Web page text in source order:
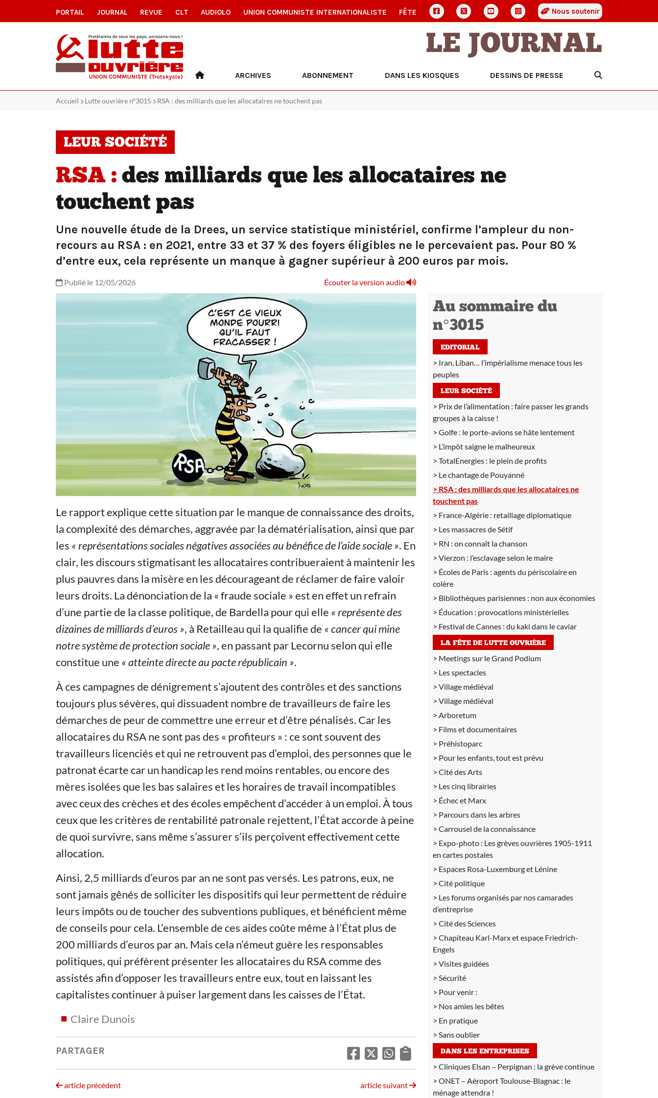
PORTAIL JOURNAL REVUE CLT AUDIOLO UNION COMMUNISTE INTERNATIONALISTE FÊTE Nous soutenir
LE JOURNAL
ARCHIVES ABONNEMENT DANS LES KIOSQUES DESSINS DE PRESSE
Accueil Lutte ouvrière n°3015 RSA : des milliards que les allocataires ne touchent pas
LEUR SOCIÉTÉ
RSA : des milliards que les allocataires ne
touchent pas
Une nouvelle étude de la Drees, un service statistique ministériel, confirme l’ampleur du non-
recours au RSA : en 2021, entre 33 et 37 % des foyers éligibles ne le percevaient pas. Pour 80 %
d’entre eux, cela représente un manque à gagner supérieur à 200 euros par mois.
Publié le 12/05/2026 Écouter la version audio
Le rapport explique cette situation par le manque de connaissance des droits,
la complexité des démarches, aggravée par la dématérialisation, ainsi que par
les « représentations sociales négatives associées au bénéfice de l’aide sociale ». En
clair, les discours stigmatisant les allocataires contribueraient à maintenir les
plus pauvres dans la misère en les décourageant de réclamer de faire valoir
leurs droits. La dénonciation de la « fraude sociale » est en effet un refrain
d’une partie de la classe politique, de Bardella pour qui elle « représente des
dizaines de milliards d’euros », à Retailleau qui la qualifie de « cancer qui mine
notre système de protection sociale », en passant par Lecornu selon qui elle
constitue une « atteinte directe au pacte républicain ».
À ces campagnes de dénigrement s’ajoutent des contrôles et des sanctions
toujours plus sévères, qui dissuadent nombre de travailleurs de faire les
démarches de peur de commettre une erreur et d’être pénalisés. Car les
allocataires du RSA ne sont pas des « profiteurs » : ce sont souvent des
travailleurs licenciés et qui ne retrouvent pas d’emploi, des personnes que le
patronat écarte car un handicap les rend moins rentables, ou encore des
mères isolées que les bas salaires et les horaires de travail incompatibles
avec ceux des crèches et des écoles empêchent d’accéder à un emploi. À tous
ceux que les critères de rentabilité patronale rejettent, l’État accorde à peine
de quoi survivre, sans même s’assurer s’ils perçoivent effectivement cette
allocation.
Ainsi, 2,5 milliards d’euros par an ne sont pas versés. Les patrons, eux, ne
sont jamais gênés de solliciter les dispositifs qui leur permettent de réduire
leurs impôts ou de toucher des subventions publiques, et bénéficient même
de conseils pour cela. L’ensemble de ces aides coûte même à l’État plus de
200 milliards d’euros par an. Mais cela n’émeut guère les responsables
politiques, qui préfèrent présenter les allocataires du RSA comme des
assistés afin d’opposer les travailleurs entre eux, tout en laissant les
capitalistes continuer à puiser largement dans les caisses de l’État.
Claire Dunois
PARTAGER
article précédent article suivant
Au sommaire du
n°3015
EDITORIAL
Iran, Liban… l’impérialisme menace tous les
peuples
LEUR SOCIÉTÉ
Prix de l’alimentation : faire passer les grands
groupes à la caisse !
Golfe : le porte-avions se hâte lentement
L’impôt saigne le malheureux
TotalEnergies : le plein de profits
Le chantage de Pouyanné
RSA :des milliards que les allocataires ne
touchent pas
France-Algérie : retaillage diplomatique
Les massacres de Sétif
RN : on connaît la chanson
Vierzon : l’esclavage selon le maire
Écoles de Paris : agents du périscolaire en
colère
Bibliothèques parisiennes : non aux économies
Éducation : provocations ministérielles
Festival de Cannes : du kaki dans le caviar
LA FÊTE DE LUTTE OUVRIÈRE
Meetings sur le Grand Podium
Les spectacles
Village médiéval
Village médiéval
Arboretum
Films et documentaires
Préhistoparc
Pour les enfants, tout est prévu
Cité des Arts
Les cinq librairies
Échec et Marx
Parcours dans les arbres
Carrousel de la connaissance
Expo-photo : Les grèves ouvrières 1905-1911
en cartes postales
Espaces Rosa-Luxemburg et Lénine
Cité politique
Les forums organisés par nos camarades
d’entreprise
Cité des Sciences
Chapiteau Karl-Marx et espace Friedrich-
Engels
Visites guidées
Sécurité
Pour venir :
Nos amies les bêtes
En pratique
Sans oublier
DANS LES ENTREPRISES
Cliniques Elsan – Perpignan : la grève continue
ONET – Aéroport Toulouse-Blagnac : le
ménage attendra !